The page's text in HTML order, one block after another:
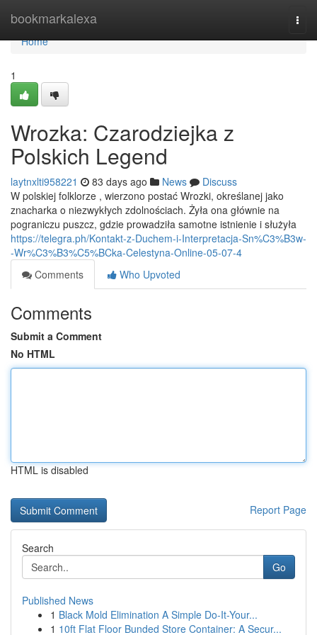
bookmarkalexa
Home
Home
1
Wrozka: Czarodziejka z
Polskich Legend
laytnxlti958221 83 days ago News
Discuss
W polskiej folklorze , wierzono postać Wrozki, określanej jako
znacharka o niezwykłych zdolnościach. Żyła ona głównie na
pograniczu puszcz, gdzie prowadziła samotne istnienie i służyła
https://telegra.ph/Kontakt-z-Duchem-i-Interpretacja-Sn%C3%B3w-
-Wr%C3%B3%C5%BCka-Celestyna-Online-05-07-4
Comments
Who Upvoted
Comments
Submit a Comment
No HTML
HTML is disabled
Report Page
Search
Go
Published News
1 Black Mold Elimination A Simple Do-It-Your...
1 10ft Flat Floor Bunded Store Container: A Secur...